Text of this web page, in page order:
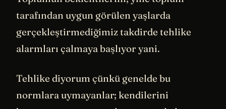
tarafından uygun görülen yaşlarda
gerçekleştirmediğimiz takdirde tehlike
alarmları çalmaya başlıyor yani.
Tehlike diyorum çünkü genelde bu
normlara uymayanlar; kendilerini